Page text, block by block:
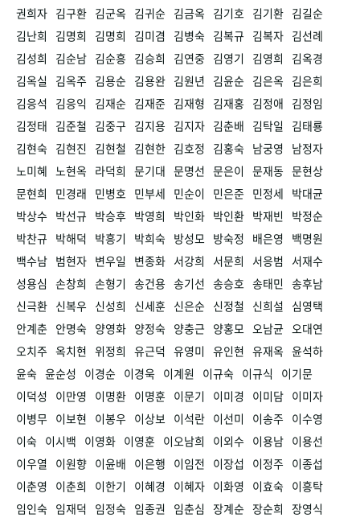
권희자 김구환 김군옥 김귀순 김금옥 김기호 김기환 김길순
김난희
김명희 김명희 김미겸 김병숙 김복규 김복자 김선례
김성희
김순남 김순흥 김승희 김연중 김영기 김영희
김옥경
김옥실
김옥주 김용순 김용완 김원년 김윤순 김은옥 김은희
김응석
김응익 김재순 김재준 김재형 김재홍 김정애 김정임
김정태 김준철 김중구 김지용 김지자 김춘배 김탁일
김태룡
김현숙 김현진 김현철 김현한 김호정 김홍숙 남궁영
남정자
노미혜 노현옥 라덕희 문기대 문명선 문은이 문재동 문현상
문현희
민경래 민병호 민부세 민순이 민은준 민정세 박대균
박상수 박선규 박승후 박영희 박인화 박인환 박재빈
박정순
박찬규 박해덕 박흥기 박희숙 방성모 방숙정 배은영
백명원
백수남 범현자 변우일 변종화 서강희 서문희 서응범
서재수
성용심 손창희 손형기 송건용 송기선 송승호 송태민 송후남
신극환 신복우 신성희 신세훈 신은순 신정철 신희설
심영택
안계춘 안명숙 양영화 양정숙 양충근 양홍모 오남균 오대연
오치주 옥치현 위정희 유근덕 유영미 유인현 유재옥 윤석하
윤숙 윤순성 이경순 이경욱 이계원 이규숙 이규식
이기문
이덕성
이만영 이명환 이명훈 이문기 이미경 이미담 이미자
이병무 이보현 이봉우 이상보 이석란 이선미 이송주 이수영
이숙 이시백 이영화 이영훈 이오남희 이외수 이용남 이용선
이우열
이원향 이윤배 이은행 이임전 이장섭 이정주 이종섭
이춘영
이춘희 이한기 이혜경 이혜자 이화영 이효숙 이흥탁
임인숙 임재덕 임정숙 임종권 임춘심 장계순 장순희 장영식